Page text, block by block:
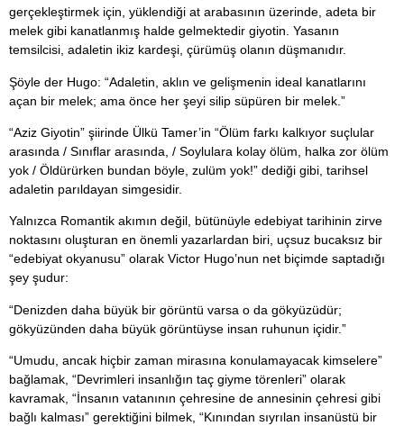
gerçekleştirmek için, yüklendiği at arabasının üzerinde, adeta bir
melek gibi kanatlanmış halde gelmektedir giyotin. Yasanın
temsilcisi, adaletin ikiz kardeşi, çürümüş olanın düşmanıdır.
Şöyle der Hugo: “Adaletin, aklın ve gelişmenin ideal kanatlarını
açan bir melek; ama önce her şeyi silip süpüren bir melek.”
“Aziz Giyotin” şiirinde Ülkü Tamer’in “Ölüm farkı kalkıyor suçlular
arasında / Sınıflar arasında, / Soylulara kolay ölüm, halka zor ölüm
yok / Öldürürken bundan böyle, zulüm yok!” dediği gibi, tarihsel
adaletin parıldayan simgesidir.
Yalnızca Romantik akımın değil, bütünüyle edebiyat tarihinin zirve
noktasını oluşturan en önemli yazarlardan biri, uçsuz bucaksız bir
“edebiyat okyanusu” olarak Victor Hugo’nun net biçimde saptadığı
şey şudur:
“Denizden daha büyük bir görüntü varsa o da gökyüzüdür;
gökyüzünden daha büyük görüntüyse insan ruhunun içidir.”
“Umudu, ancak hiçbir zaman mirasına konulamayacak kimselere”
bağlamak, “Devrimleri insanlığın taç giyme törenleri” olarak
kavramak, “İnsanın vatanının çehresine de annesinin çehresi gibi
bağlı kalması” gerektiğini bilmek, “Kınından sıyrılan insanüstü bir